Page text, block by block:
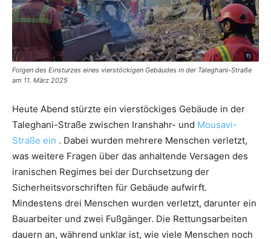
Folgen des Einsturzes eines vierstöckigen Gebäudes in der Taleghani-Straße
am 11. März 2025
Heute Abend stürzte ein vierstöckiges Gebäude in der
Taleghani-Straße zwischen Iranshahr- und Mousavi-
Straße ein . Dabei wurden mehrere Menschen verletzt,
was weitere Fragen über das anhaltende Versagen des
iranischen Regimes bei der Durchsetzung der
Sicherheitsvorschriften für Gebäude aufwirft.
Mindestens drei Menschen wurden verletzt, darunter ein
Bauarbeiter und zwei Fußgänger. Die Rettungsarbeiten
dauern an, während unklar ist, wie viele Menschen noch